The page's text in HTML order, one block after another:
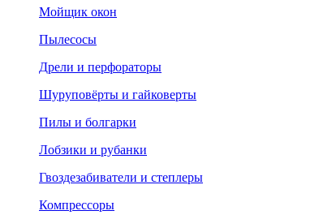
Мойщик окон
Пылесосы
Дрели и перфораторы
Шуруповёрты и гайковерты
Пилы и болгарки
Лобзики и рубанки
Гвоздезабиватели и степлеры
Компрессоры